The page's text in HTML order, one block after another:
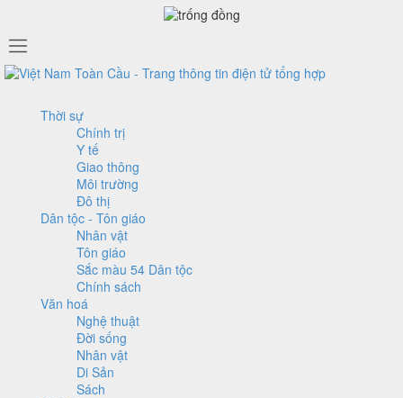
Thời sự
Chính trị
Y tế
Giao thông
Môi trường
Đô thị
Dân tộc - Tôn giáo
Nhân vật
Tôn giáo
Sắc màu 54 Dân tộc
Chính sách
Văn hoá
Nghệ thuật
Đời sống
Nhân vật
Di Sản
Sách